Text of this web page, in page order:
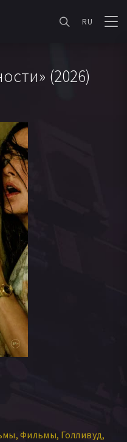
RU
(2026)
Фильмы Голливуд